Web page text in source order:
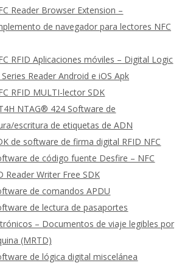
Reader Browser Extension –
de navegador para lectores NFC
RFID Aplicaciones móviles – Digital Logic
Series Reader Android e iOS Apk
RFID MULTI-lector SDK
NTAG® 424 Software de
escritura de etiquetas de ADN
de software de firma digital RFID NFC
de código fuente Desfire – NFC
Reader Writer Free SDK
de comandos APDU
de lectura de pasaportes
– Documentos de viaje legibles por
(MRTD)
de lógica digital miscelánea